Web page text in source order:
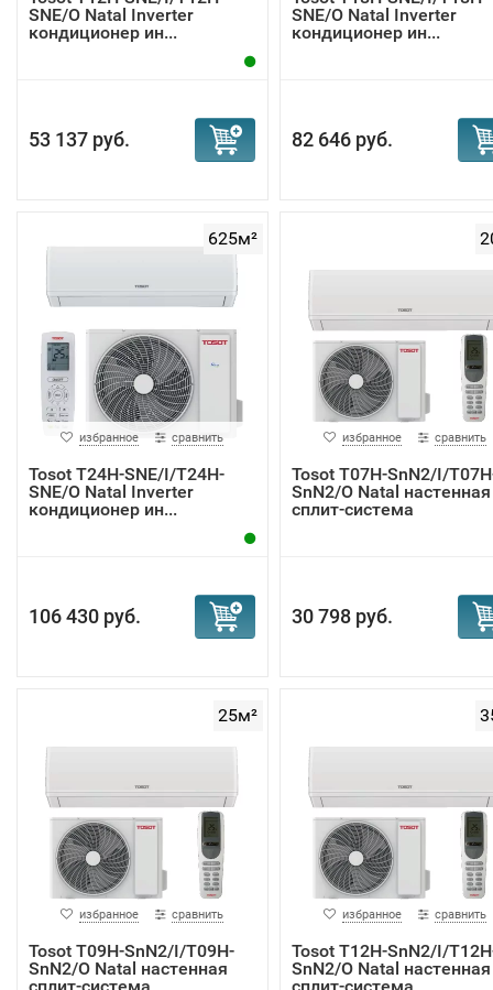
SNE/O Natal Inverter
кондиционер ин...
53 137 руб.
SNE/O Natal Inverter
кондиционер ин...
82 646 руб.
625м²
избранное сравнить
Tosot T24H-SNE/I/T24H-
SNE/O Natal Inverter
кондиционер ин...
106 430 руб.
избранное сравнить
Tosot T07H-SnN2/I/
SnN2/O Natal настенная
сплит-система
30 798 руб.
25м²
избранное сравнить
Tosot T09H-SnN2/I/T09H-
SnN2/O Natal настенная
избранное сравнить
Tosot T12H-SnN2/I/
SnN2/O Natal настенная